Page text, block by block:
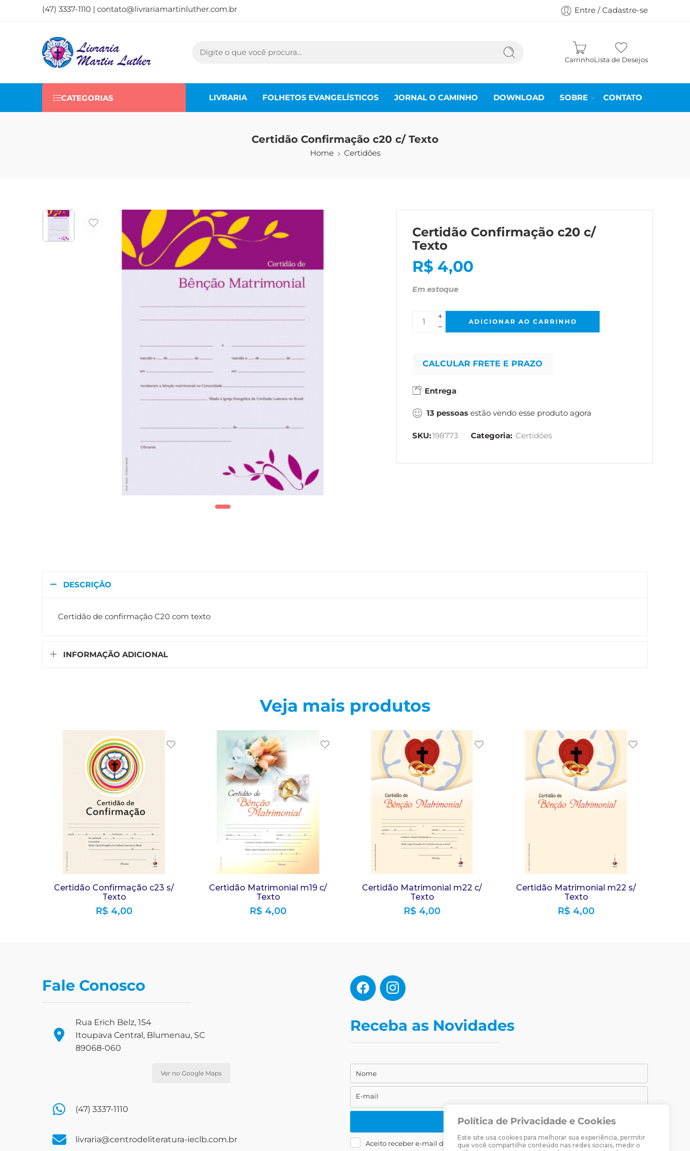
Política de Privacidade e Cookies
Este site usa cookies para melhorar sua experiência, permitir
que você compartilhe conteúdo nas redes sociais, medir o
(47) 3337-1110 | contato@livrariamartinluther.com.br Entre / Cadastre-se
CarrinhoLista de Desejos
CATEGORIAS LIVRARIA FOLHETOS EVANGELÍSTICOS JORNAL O CAMINHO DOWNLOAD SOBRE CONTATO
Certidão Confirmação c20 c/ Texto
Home Certidões
Certidão Confirmação c20 c/
Texto
R$ 4,00
Em estoque
ADICIONAR AO CARRINHO
CALCULAR FRETE E PRAZO
Entrega
13 pessoas estão vendo esse produto agora
SKU:198773 Categoria: Certidões
DESCRIÇÃO
Certidão de confirmação C20 com texto
INFORMAÇÃO ADICIONAL
Veja mais produtos
Certidão Confirmação c23 s/
Texto
R$ 4,00
Certidão Matrimonial m19 c/
Texto
R$ 4,00
Certidão Matrimonial m22 c/
Texto
R$ 4,00
Certidão Matrimonial m22 s/
Texto
R$ 4,00
Fale Conosco
Rua Erich Belz, 154
Itoupava Central, Blumenau, SC
89068-060
Ver no Google Maps
(47) 3337-1110
livraria@centrodeliteratura-ieclb.com.br
Receba as Novidades
Nome
Nome
E-
mail
E-mail
CADASTRAR-SE
Aceito receber e-mail da Livraria Martin Luther.